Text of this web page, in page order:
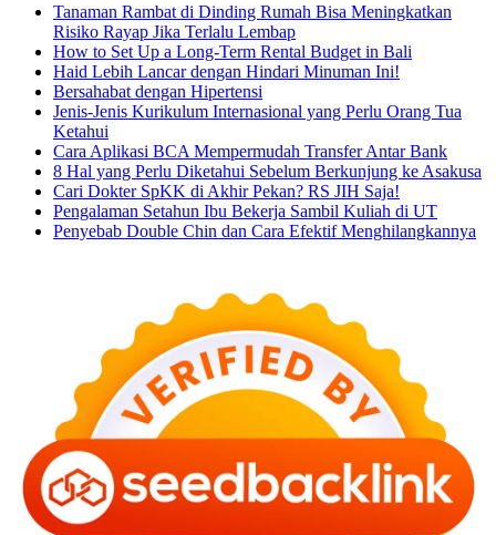
Tanaman Rambat di Dinding Rumah Bisa Meningkatkan
Risiko Rayap Jika Terlalu Lembap
How to Set Up a Long-Term Rental Budget in Bali
Haid Lebih Lancar dengan Hindari Minuman Ini!
Bersahabat dengan Hipertensi
Jenis-Jenis Kurikulum Internasional yang Perlu Orang Tua
Ketahui
Cara Aplikasi BCA Mempermudah Transfer Antar Bank
8 Hal yang Perlu Diketahui Sebelum Berkunjung ke Asakusa
Cari Dokter SpKK di Akhir Pekan? RS JIH Saja!
Pengalaman Setahun Ibu Bekerja Sambil Kuliah di UT
Penyebab Double Chin dan Cara Efektif Menghilangkannya